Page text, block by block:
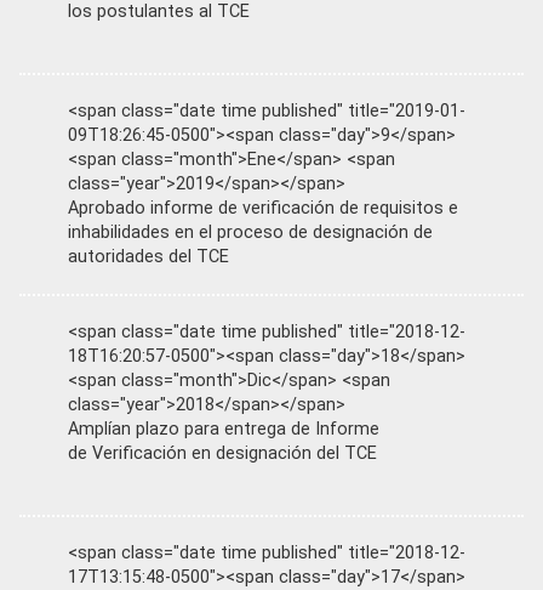
los postulantes al TCE
<span class="date time published" title="2019-01-
09T18:26:45-0500"><span class="day">9</span>
<span class="month">Ene</span> <span
class="year">2019</span></span>
Aprobado informe de verificación de requisitos e
inhabilidades en el proceso de designación de
autoridades del TCE
<span class="date time published" title="2018-12-
18T16:20:57-0500"><span class="day">18</span>
<span class="month">Dic</span> <span
class="year">2018</span></span>
Amplían plazo para entrega de Informe
de Verificación en designación del TCE
<span class="date time published" title="2018-12-
17T13:15:48-0500"><span class="day">17</span>